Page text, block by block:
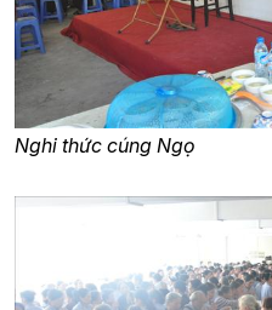
Nghi thức cúng Ngọ